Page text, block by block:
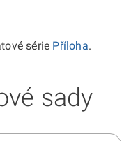
série Příloha.
sady